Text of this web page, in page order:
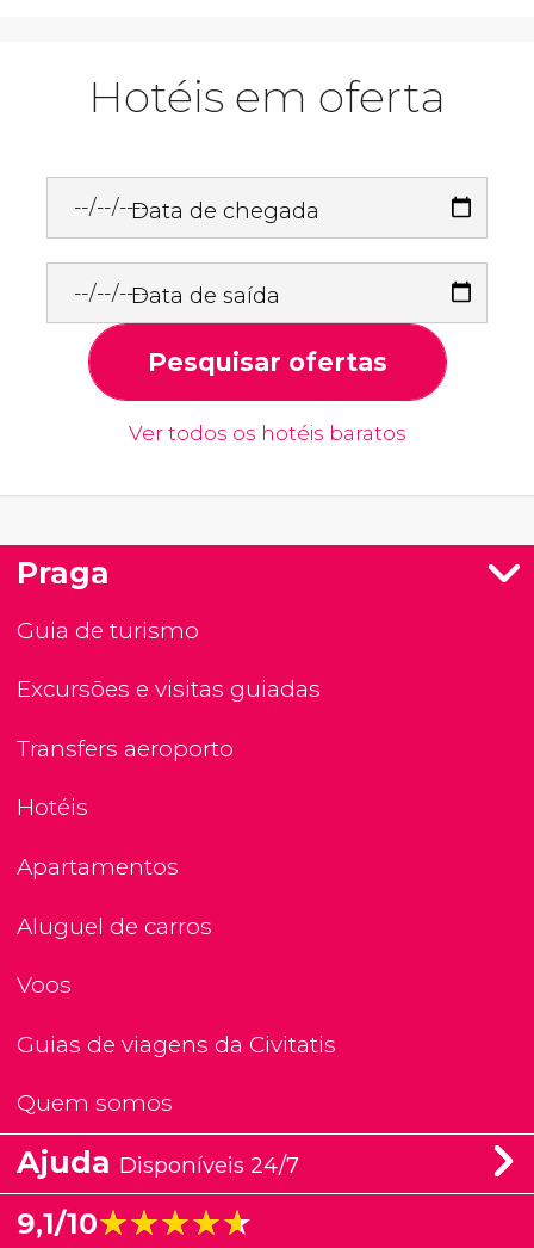
Hotéis em oferta
Data de chegada
Data de saída
Pesquisar ofertas
Ver todos os hotéis baratos
Praga
Guia de turismo
Excursões e visitas guiadas
Transfers aeroporto
Hotéis
Apartamentos
Aluguel de carros
Voos
Guias de viagens da Civitatis
Quem somos
Ajuda Disponíveis 24/7
9,1/10★★★★★
★★★★★